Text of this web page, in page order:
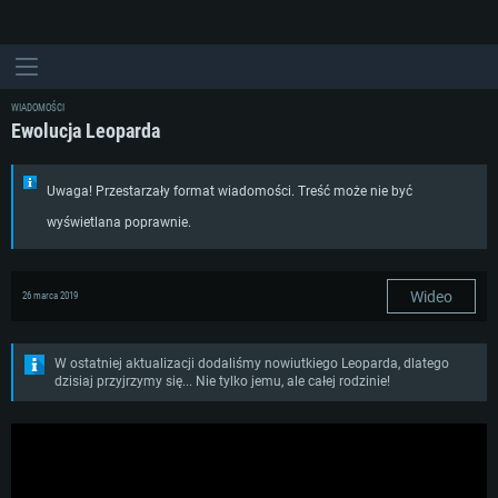
WIADOMOŚCI
Ewolucja Leoparda
Uwaga! Przestarzały format wiadomości. Treść może nie być
wyświetlana poprawnie.
26 marca 2019 Wideo
W ostatniej aktualizacji dodaliśmy nowiutkiego Leoparda, dlatego
dzisiaj przyjrzymy się... Nie tylko jemu, ale całej rodzinie!